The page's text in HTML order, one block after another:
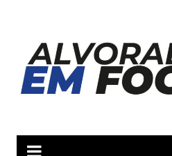
conteúdo